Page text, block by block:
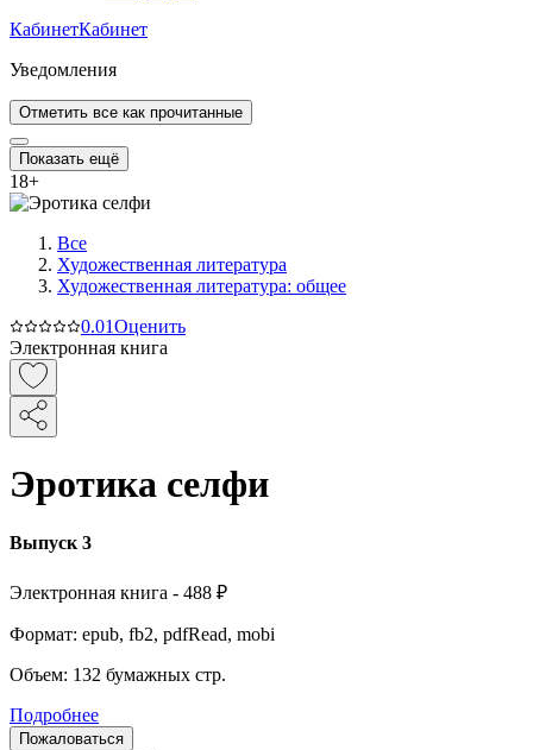
КабинетКабинет
Уведомления
Отметить все как прочитанные
Показать ещё
18+
Все
Художественная литература
Художественная литература: общее
0.01Оценить
Электронная книга
Эротика селфи
Выпуск 3
Электронная книга - 488 ₽
Формат: epub, fb2, pdfRead, mobi
Объем: 132 бумажных стр.
Подробнее
Пожаловаться